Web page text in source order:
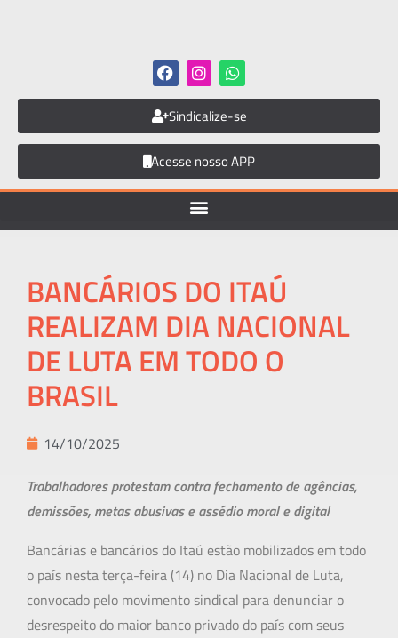
Sindicalize-se
Acesse nosso APP
BANCÁRIOS DO ITAÚ
REALIZAM DIA NACIONAL
DE LUTA EM TODO O
BRASIL
14/10/2025
Trabalhadores protestam contra fechamento de agências,
demissões, metas abusivas e assédio moral e digital
Bancárias e bancários do Itaú estão mobilizados em todo
o país nesta terça-feira (14) no Dia Nacional de Luta,
convocado pelo movimento sindical para denunciar o
desrespeito do maior banco privado do país com seus